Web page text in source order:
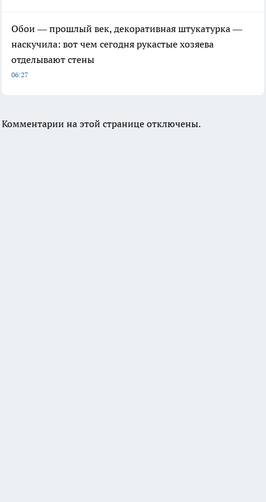
Обои — прошлый век, декоративная штукатурка —
наскучила: вот чем сегодня рукастые хозяева
отделывают стены
06:27
Комментарии на этой странице отключены.